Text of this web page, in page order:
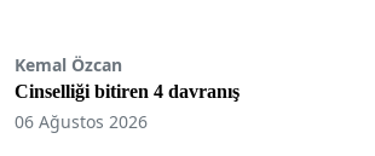
Kemal Özcan
Cinselliği bitiren 4 davranış
06 Ağustos 2026